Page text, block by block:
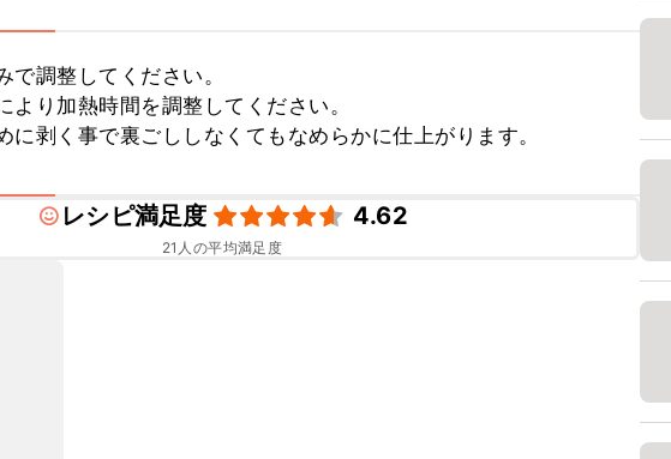
調整してください。
より加熱時間を調整してください。
に剥く事で裏ごししなくてもなめらかに仕上がります。
レシピ満足度
4.62
21 人の平均満足度